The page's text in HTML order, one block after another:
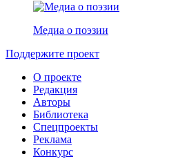
Медиа о поэзии
Поддержите проект
О проекте
Редакция
Авторы
Библиотека
Спецпроекты
Реклама
Конкурс